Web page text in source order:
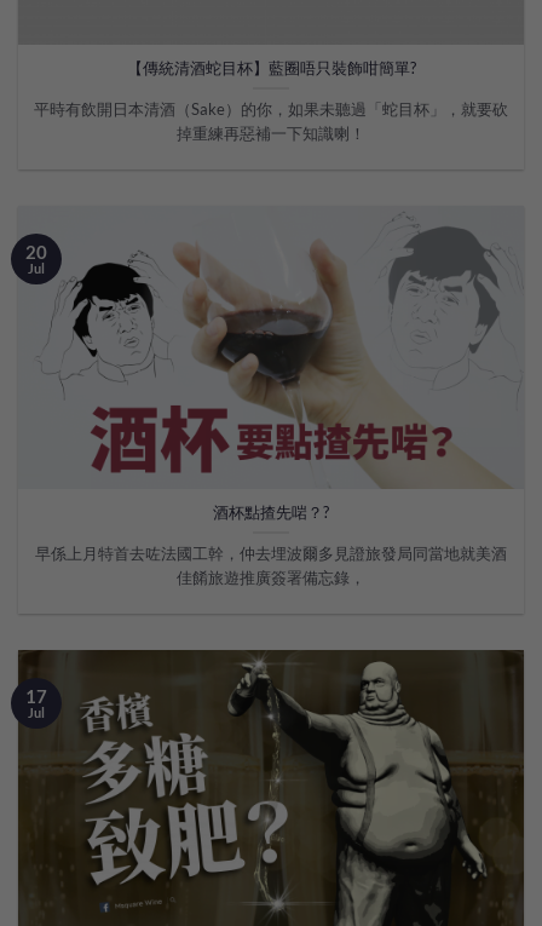
【傳統清酒蛇目杯】藍圈唔只裝飾咁簡單?
平時有飲開日本清酒（Sake）的你，如果未聽過「蛇目杯」，就要砍
掉重練再惡補一下知識喇！
酒杯點揸先啱？?
早係上月特首去咗法國工幹，仲去埋波爾多見證旅發局同當地就美酒
佳餚旅遊推廣簽署備忘錄，
20
Jul
17
Jul